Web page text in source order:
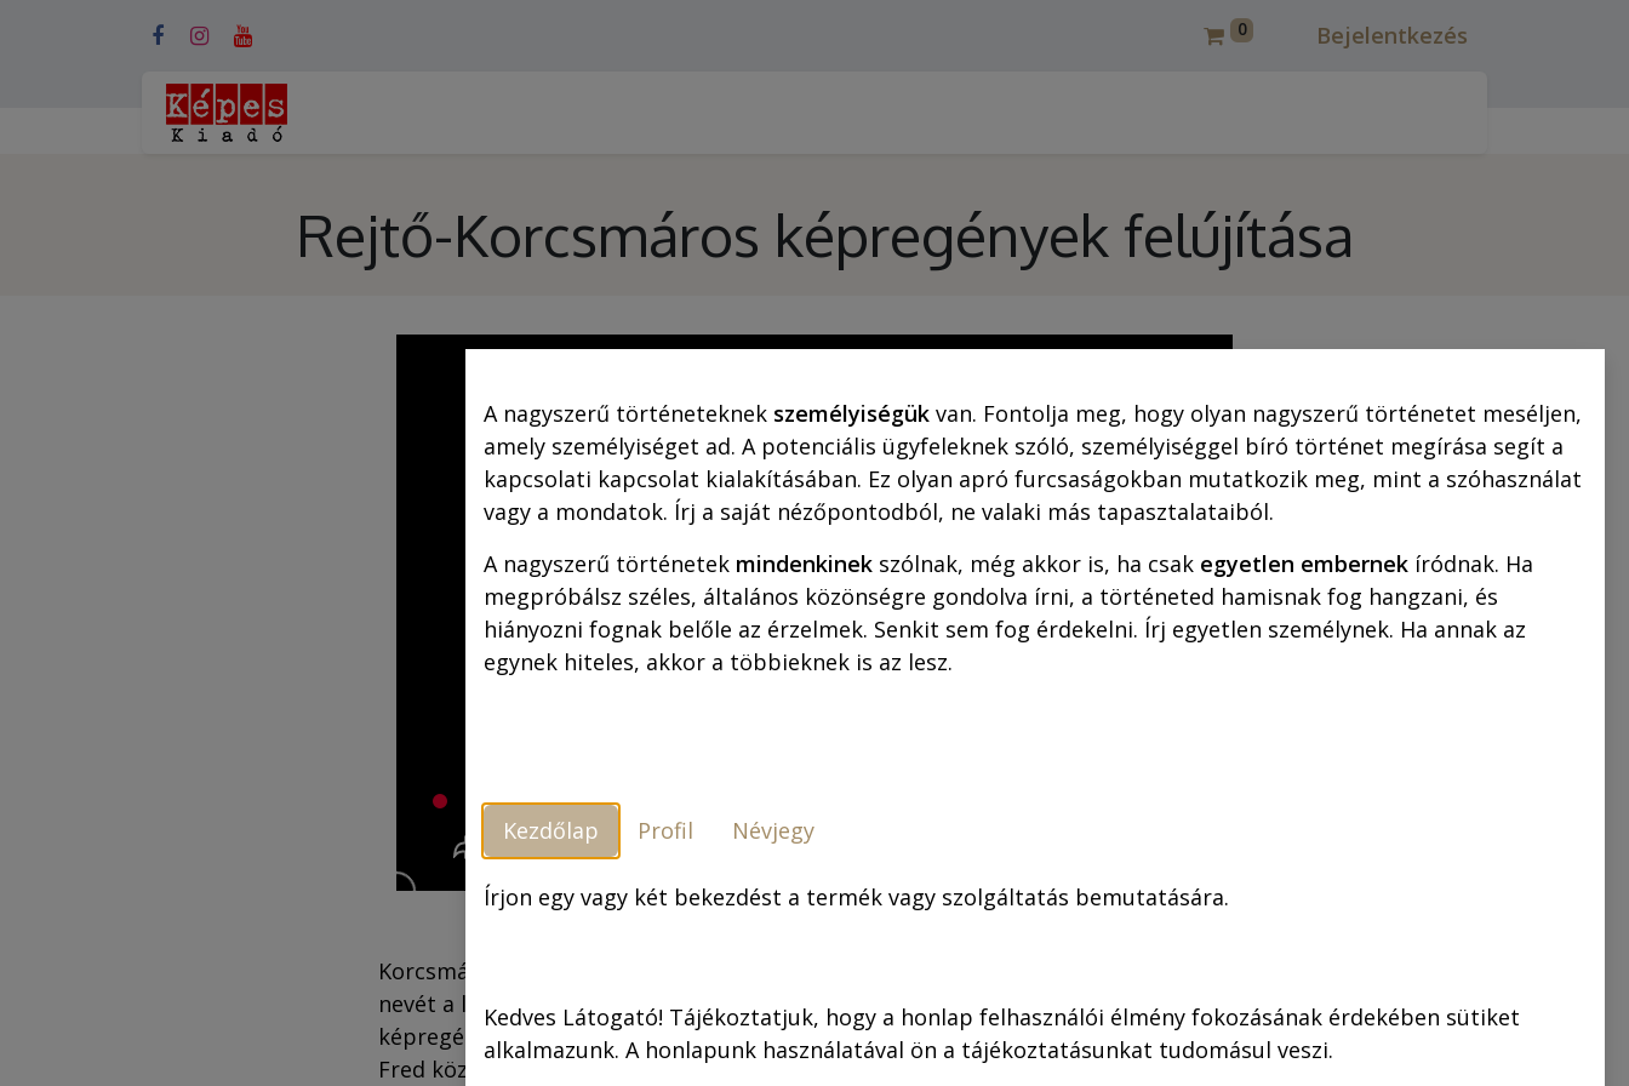
0 Bejelentkezés
Rejtő-Korcsmáros képregények felújítása
Korcsmáros Pál az 1950-es évek végétől rendszeresen rajzolt képregényeket, de a
nevét a legtöbben a Rejtő-adaptációi kapcsán ismerték meg. Az első Rejtő-
képregényt, A szőke ciklont 1961-ben rajzolta meg, az utolsó 1973-ban a Piszkos
Fred közbelép volt. A 14 műből 13-at a Füles megrendelésére készített el, a
A nagyszerű történeteknek személyiségük van. Fontolja meg, hogy olyan nagyszerű történetet meséljen,
amely személyiséget ad. A potenciális ügyfeleknek szóló, személyiséggel bíró történet megírása segít a
kapcsolati kapcsolat kialakításában. Ez olyan apró furcsaságokban mutatkozik meg, mint a szóhasználat
vagy a mondatok. Írj a saját nézőpontodból, ne valaki más tapasztalataiból.
A nagyszerű történetek mindenkinek szólnak, még akkor is, ha csak egyetlen embernek íródnak. Ha
megpróbálsz széles, általános közönségre gondolva írni, a történeted hamisnak fog hangzani, és
hiányozni fognak belőle az érzelmek. Senkit sem fog érdekelni. Írj egyetlen személynek. Ha annak az
egynek hiteles, akkor a többieknek is az lesz.
Kezdőlap Profil Névjegy
Írjon egy vagy két bekezdést a termék vagy szolgáltatás bemutatására.
Kedves Látogató! Tájékoztatjuk, hogy a honlap felhasználói élmény fokozásának érdekében sütiket
alkalmazunk. A honlapunk használatával ön a tájékoztatásunkat tudomásul veszi.